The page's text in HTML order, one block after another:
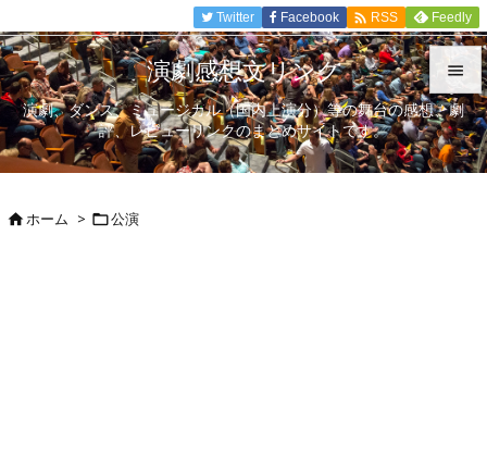


メニュ

Twitter Facebook  RSS Feedly
演劇感想文リンク
演劇、ダンス、ミュージカル（国内上演分）等の舞台の感想、劇
評、レビューリンクのまとめサイトです。
ホーム > 公演